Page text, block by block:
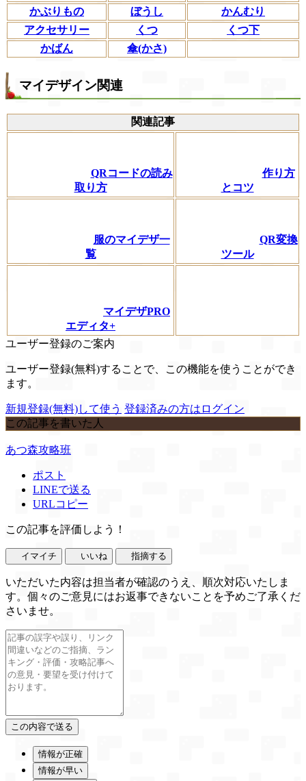
かぶりもの
ぼうし
かんむり
アクセサリー
くつ
くつ下
かばん
傘(かさ)
マイデザイン関連
関連記事
QRコードの読み
取り方
作り方
とコツ
服のマイデザ一
覧
QR変換
ツール
マイデザPRO
エディタ+
ユーザー登録のご案内
ユーザー登録(無料)することで、この機能を使うことができ
ます。
新規登録(無料)して使う 登録済みの方はログイン
この記事を書いた人
あつ森攻略班
ポスト
LINEで送る
URLコピー
この記事を評価しよう！
イマイチ いいね 指摘する
いただいた内容は担当者が確認のうえ、順次対応いたしま
す。個々のご意見にはお返事できないことを予めご了承くだ
さいませ。
情報が正確
情報が早い